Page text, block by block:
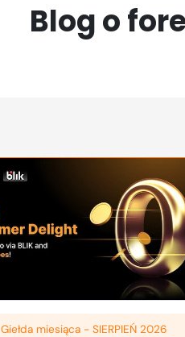
Blog o
Giełda miesiąca -SIERPIEŃ 2026